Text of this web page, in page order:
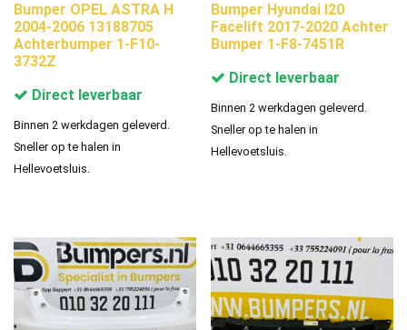
Bumper OPEL ASTRA H
2004-2006 13188705
Achterbumper 1-F10-
3732Z
Direct leverbaar
Binnen 2 werkdagen geleverd.
Sneller op te halen in
Hellevoetsluis.
Bumper Hyundai I20
Facelift 2017-2020 Achter
Bumper 1-F8-7451R
Direct leverbaar
Binnen 2 werkdagen geleverd.
Sneller op te halen in
Hellevoetsluis.